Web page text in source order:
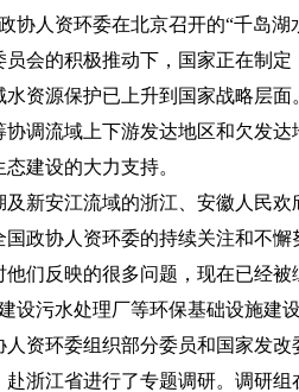
协人资环委在北京召开的“千岛
会的积极推动下，国家正在制
资源保护已上升到国家战略层
调流域上下游发达地区和欠发
建设的大力支持。
新安江流域的浙江、安徽人民
政协人资环委的持续关注和不
们反映的很多问题，现在已经
设污水处理厂等环保基础设施建
人资环委组织部分委员和国家发
浙江省进行了专题调研。调研